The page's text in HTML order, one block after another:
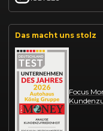
Das macht uns stolz
Focus